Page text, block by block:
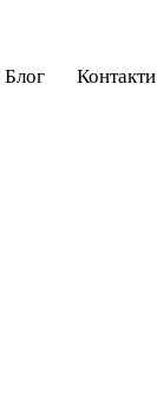
Блог Контакти